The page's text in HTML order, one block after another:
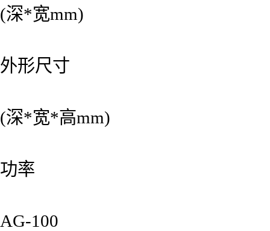
(深*宽mm)
外形尺寸
(深*宽*高mm)
功率
AG-100